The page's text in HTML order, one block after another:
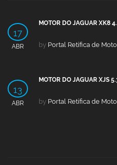
17
ABR
MOTOR DO JAGUAR XK8
by Portal Retífica de
13
ABR
MOTOR DO JAGUAR XJS
by Portal Retífica de